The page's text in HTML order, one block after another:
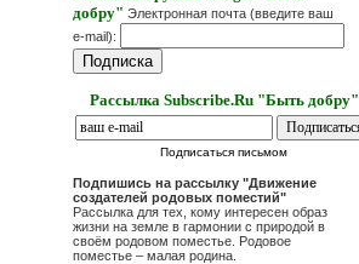
добру" Электронная почта (введите ваш
e-mail):
Рассылка Subscribe.Ru "Быть добру"
Подписаться письмом
Подпишись на рассылку "Движение
создателей родовых поместий"
Рассылка для тех, кому интересен образ
жизни на земле в гармонии с природой в
своём родовом поместье. Родовое
поместье – малая родина.